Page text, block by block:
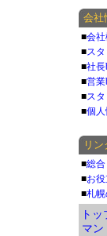
会社
■会
■ス
■社長
■営業
■ス
■個
リン
■総合
■お
■札
ト
マン